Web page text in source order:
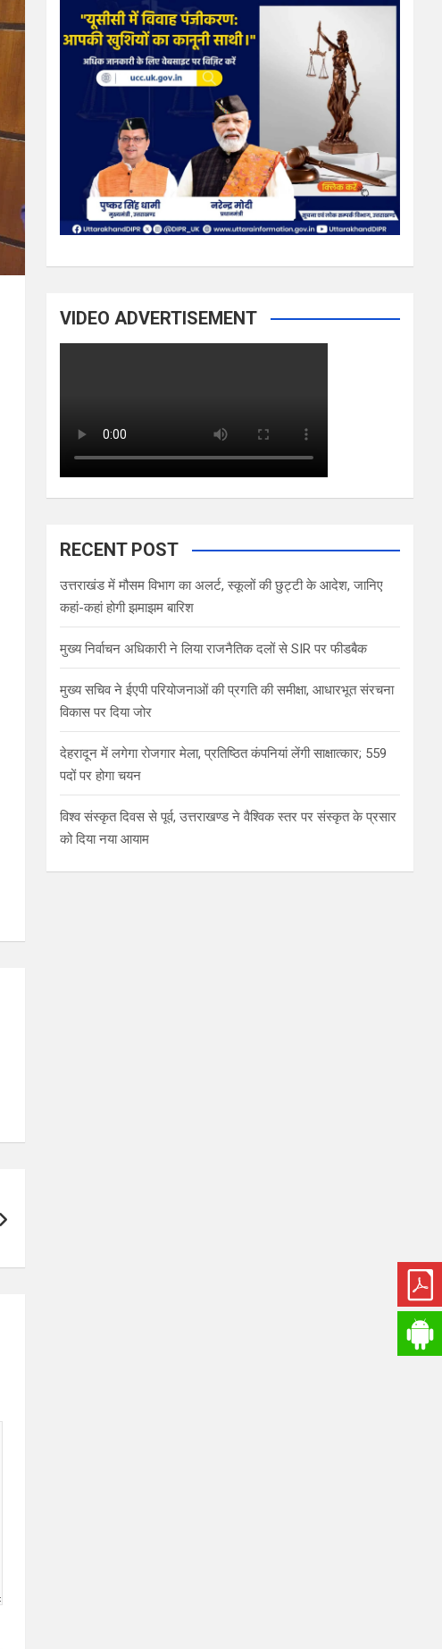
VIDEO ADVERTISEMENT
RECENT POST
उत्तराखंड में मौसम विभाग का अलर्ट, स्कूलों की छुट्टी के आदेश, जानिए
कहां-कहां होगी झमाझम बारिश
मुख्य निर्वाचन अधिकारी ने लिया राजनैतिक दलों से SIR पर फीडबैक
मुख्य सचिव ने ईएपी परियोजनाओं की प्रगति की समीक्षा, आधारभूत संरचना
विकास पर दिया जोर
देहरादून में लगेगा रोजगार मेला, प्रतिष्ठित कंपनियां लेंगी साक्षात्कार; 559
पदों पर होगा चयन
विश्व संस्कृत दिवस से पूर्व, उत्तराखण्ड ने वैश्विक स्तर पर संस्कृत के प्रसार
को दिया नया आयाम